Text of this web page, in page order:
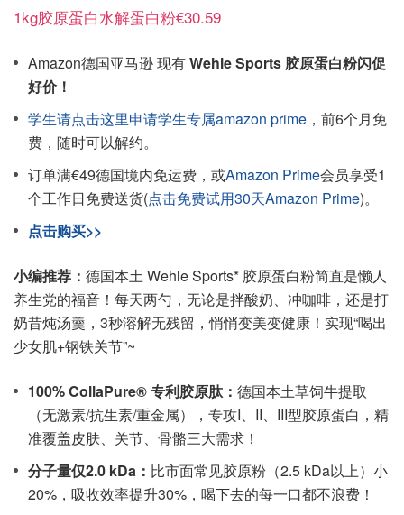
1kg胶原蛋白水解蛋白粉€30.59
Amazon德国亚马逊 现有Wehle Sports 胶原蛋白粉闪促
好价！
学生请点击这里申请学生专属amazon prime ，前6个月免
费，随时可以解约。
订单满€49德国境内免运费，或Amazon Prime会员享受1
个工作日免费送货(点击免费试用30天Amazon Prime)。
点击购买>>
小编推荐： 德国本土 Wehle Sports* 胶原蛋白粉简直是懒人
养生党的福音！每天两勺，无论是拌酸奶、冲咖啡，还是打
奶昔炖汤羹，3秒溶解无残留，悄悄变美变健康！实现“喝出
少女肌+钢铁关节”~
100% CollaPure® 专利胶原肽： 德国本土草饲牛提取
（无激素/抗生素/重金属），专攻I、II、III型胶原蛋白，精
准覆盖皮肤、关节、骨骼三大需求！
分子量仅2.0 kDa： 比市面常见胶原粉（2.5 kDa以上）小
20%，吸收效率提升30%，喝下去的每一口都不浪费！